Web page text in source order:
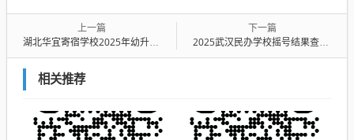
上一篇
湖北华宜寄宿学校2025年幼升小摇号录取名单一览
下一篇
2025武汉民办学校摇号结果查询入口网址https://zsrx.whebd.cn/
相关推荐